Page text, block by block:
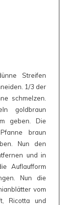
Streifen
1/3 der
schmelzen.
goldbraun
geben. Die
braun
Nun den
und in
Auflaufform
Nun die
vom
Ricotta und